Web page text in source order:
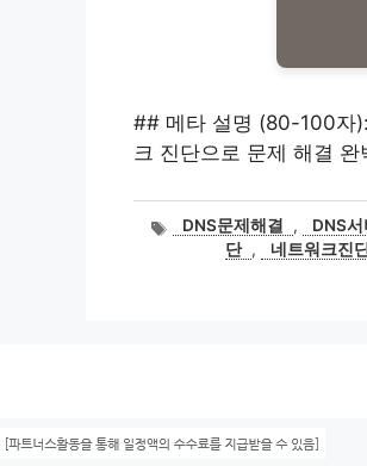
## 메타 설명 (80-100자):
크 진단으로 문제 해결
태DNS문제해결 , DNS
단 , 네트워크진